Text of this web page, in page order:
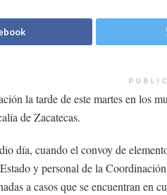
la tarde de este martes en los
de Zacatecas.
día, cuando el convoy de
y personal de la
a casos que se encuentran en